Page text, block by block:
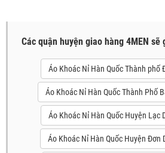
Các quận huyện giao hàng 4MEN
Áo Khoác Nỉ Hàn Quốc Thành phố
Áo Khoác Nỉ Hàn Quốc Thành Phố
Áo Khoác Nỉ Hàn Quốc Huyện Lạc
Áo Khoác Nỉ Hàn Quốc Huyện Đơn